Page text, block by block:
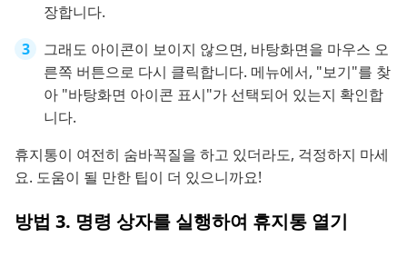
장합니다.
그래도 아이콘이 보이지 않으면, 바탕화면을 마우스 오
른쪽 버튼으로 다시 클릭합니다. 메뉴에서, "보기"를 찾
아 "바탕화면 아이콘 표시"가 선택되어 있는지 확인합
니다.
휴지통이 여전히 숨바꼭질을 하고 있더라도, 걱정하지 마세
요. 도움이 될 만한 팁이 더 있으니까요!
방법 3. 명령 상자를 실행하여 휴지통 열기